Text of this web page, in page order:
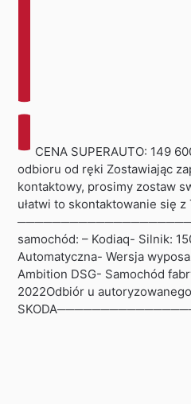
CENA SUPERAUTO: 149
odbioru od ręki Zostawiając
kontaktowy, prosimy zostaw
ułatwi to skontaktowanie się z
samochód: – Kodiaq- Silnik:
Automatyczna- Wersja
Ambition DSG- Samochód
2022Odbiór u